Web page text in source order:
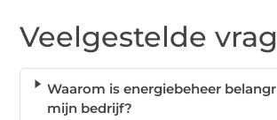
Veelgestelde
Waarom is energiebeheer
mijn bedrijf?